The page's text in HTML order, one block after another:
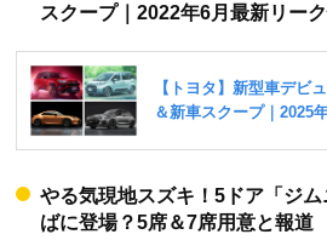
スクープ｜2022年6月最新リー
やる気現地スズキ！5ドア「ジ
ばに登場？5席＆7席用意と報道